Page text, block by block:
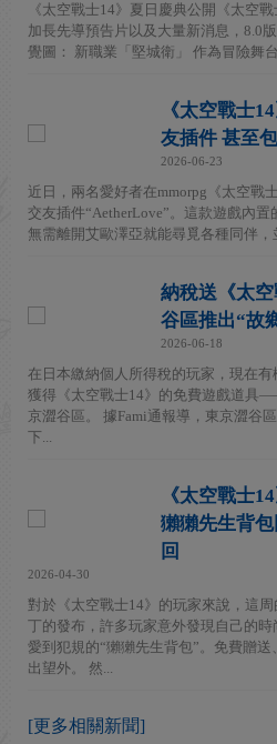
《太空戰士14》夏日慶典公開《太空
加長先導預告片以及大量新消息，8.0
覺圖： 新職業「堅城衛」 作為冒險舞
《太空戰士
友插件 甚至
2026-06-23
近日，兩名愛好者在mmorpg《太空戰
交友插件“AetherLove”。這款遊戲內
無需離開艾歐澤亞就能尋覓各種同伴
納稅送《太
谷區推出“故
2026-06-18
在日本繳納個人所得稅的玩家，現在
獲得《太空戰士14》的免費遊戲道具
京澀谷區。 據Fami通報導，東京澀谷
下...
《太空戰士
獺獺先生背
回
2026-04-30
對於《太空戰士14》的玩家來說，這
丁的發布，許多玩家意外發現自己的
愛到犯規的“獺獺先生背包”。免費贈
出望外。 然...
[更多相關新聞]